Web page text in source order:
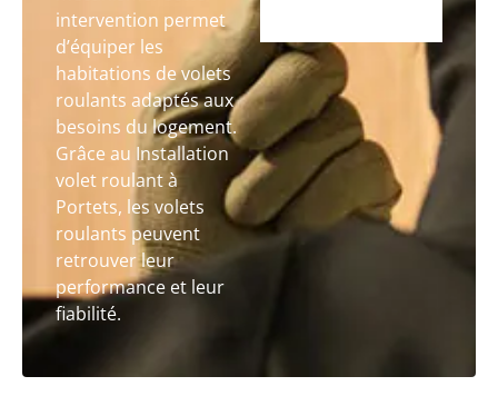
intervention permet
d’équiper les
habitations de volets
roulants adaptés aux
besoins du logement.
Grâce au Installation
volet roulant à
Portets, les volets
roulants peuvent
retrouver leur
performance et leur
fiabilité.